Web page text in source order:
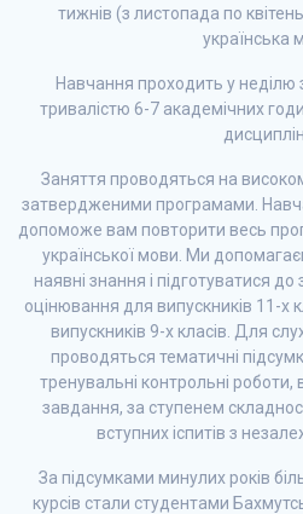
тижнів (з листопада по
українська
Навчання проходить у неділю
тривалістю 6-7 академічних
Заняття проводяться на
затвердженими програмами.
допоможе вам повторити весь
української мови. Ми
наявні знання і підготуватися
оцінювання для випускників 11-х
випускників 9-х класів. Для
проводяться тематичні
тренувальні контрольні
завдання, за ступенем
вступних іспитів з
За підсумками минулих років
курсів стали студентами